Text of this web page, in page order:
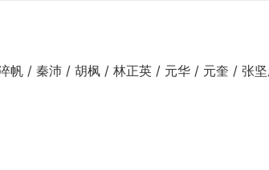
帆 / 秦沛 / 胡枫 / 林正英 / 元华 / 元奎 / 张坚